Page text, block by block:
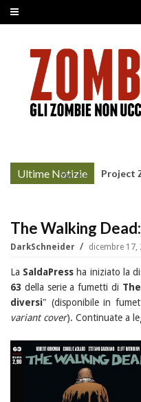
Ultime Notizie
More »
Project
The Walking
DarkSchneider dicembre 17,
La SaldaPress ha iniziato la
63 della serie a fumetti di
diversi" (disponibile in
variant cover). Continuate a